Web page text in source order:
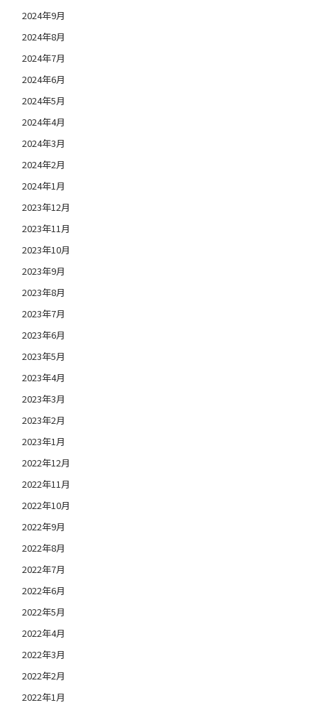
2024年9月
2024年8月
2024年7月
2024年6月
2024年5月
2024年4月
2024年3月
2024年2月
2024年1月
2023年12月
2023年11月
2023年10月
2023年9月
2023年8月
2023年7月
2023年6月
2023年5月
2023年4月
2023年3月
2023年2月
2023年1月
2022年12月
2022年11月
2022年10月
2022年9月
2022年8月
2022年7月
2022年6月
2022年5月
2022年4月
2022年3月
2022年2月
2022年1月